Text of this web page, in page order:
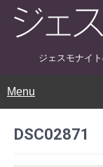
ジェスモナイ
Menu
DSC02871